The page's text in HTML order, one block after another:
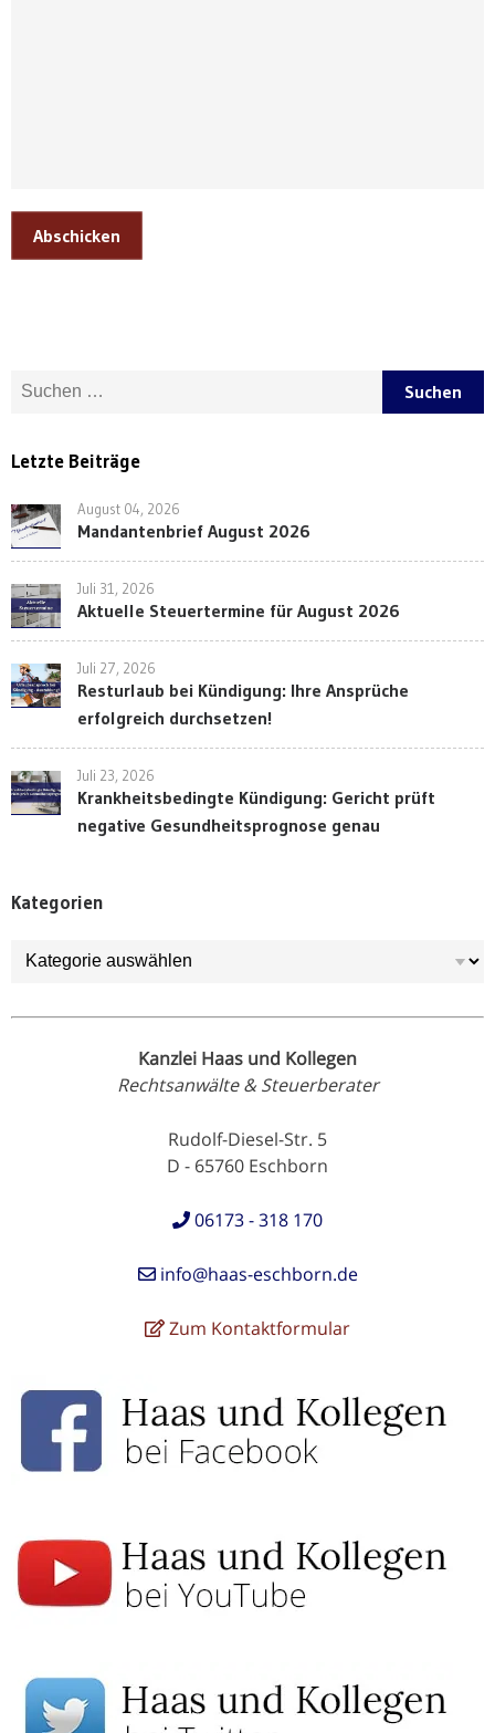
Abschicken
Suche nach:
Letzte Beiträge
August 04, 2026
Mandantenbrief August 2026
Juli 31, 2026
Aktuelle Steuertermine für August 2026
Juli 27, 2026
Resturlaub bei Kündigung: Ihre Ansprüche
erfolgreich durchsetzen!
Juli 23, 2026
Krankheitsbedingte Kündigung: Gericht prüft
negative Gesundheitsprognose genau
Kategorien
Kategorien
Kanzlei Haas und Kollegen
Rechtsanwälte & Steuerberater
Rudolf-Diesel-Str. 5
D - 65760 Eschborn
06173 - 318 170
info@haas-eschborn.de
Zum Kontaktformular